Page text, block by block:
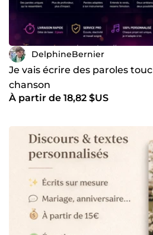
DelphineBernier
Je vais écrire des paroles
chanson
À partir de 18,82 $US